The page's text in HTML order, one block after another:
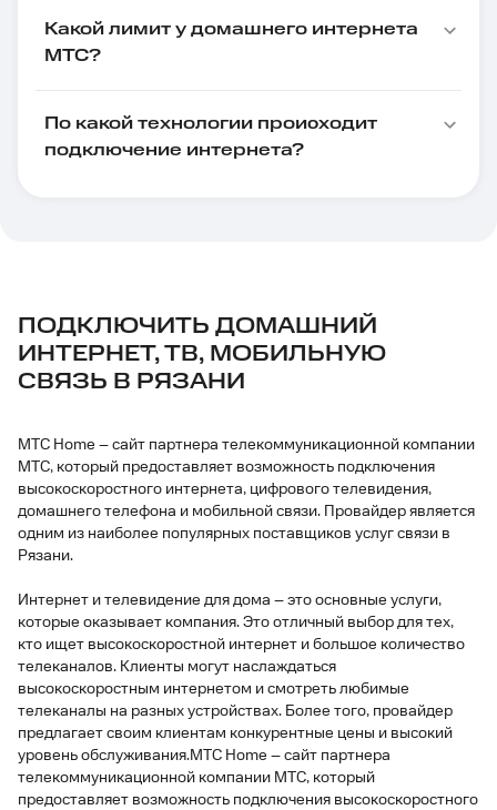
Какой лимит у домашнего интернета
МТС?
По какой технологии происходит
подключение интернета?
ПОДКЛЮЧИТЬ ДОМАШНИЙ
ИНТЕРНЕТ, ТВ, МОБИЛЬНУЮ
СВЯЗЬ В РЯЗАНИ
МТС Home – сайт партнера телекоммуникационной компании
МТС, который предоставляет возможность подключения
высокоскоростного интернета, цифрового телевидения,
домашнего телефона и мобильной связи. Провайдер является
одним из наиболее популярных поставщиков услуг связи в
Рязани.
Интернет и телевидение для дома – это основные услуги,
которые оказывает компания. Это отличный выбор для тех,
кто ищет высокоскоростной интернет и большое количество
телеканалов. Клиенты могут наслаждаться
высокоскоростным интернетом и смотреть любимые
телеканалы на разных устройствах. Более того, провайдер
предлагает своим клиентам конкурентные цены и высокий
уровень обслуживания.МТС Home – сайт партнера
телекоммуникационной компании МТС, который
предоставляет возможность подключения высокоскоростного